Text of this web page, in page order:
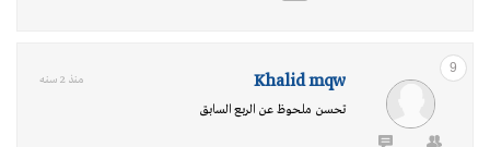
9
Khalid mqw منذ 2 سنه
تحسن ملحوظ عن الربع السابق